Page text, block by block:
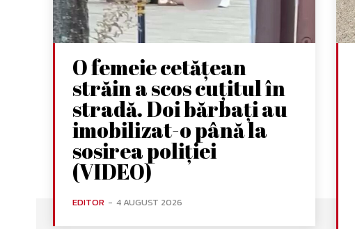
O femeie cetățean
străin a scos cuțitul în
stradă. Doi bărbați au
imobilizat-o până la
sosirea poliției
(VIDEO)
EDITOR - 4 AUGUST 2026